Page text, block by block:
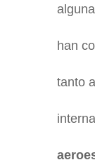
han
tanto